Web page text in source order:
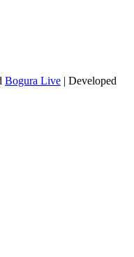
Bogura Live | Developed